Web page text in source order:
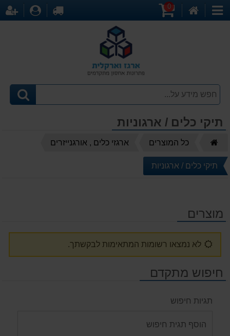
קטגוריות
0
לקופה
תיקי כלים / ארגוניות
כל המוצרים ארגזי כלים , אורגנייזרים
תיקי כלים / ארגוניות
מוצרים
לא נמצאו רשומות המתאימות לבקשתך.
חיפוש מתקדם
תגיות חיפוש